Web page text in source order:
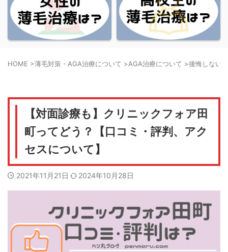
HOME >薄毛対策・AGA治療について >AGA治療について >後悔しない
【対面診療も】クリニックフォア田
町ってどう？【口コミ・評判、アク
セスについて】
2021年11月21日 2024年10月28日